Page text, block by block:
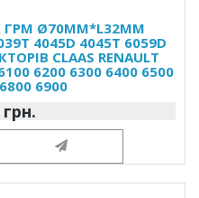
Ø70MM*L32MM
4045D 4045T 6059D
CLAAS RENAULT
6100 6200 6300 6400 6500
6900